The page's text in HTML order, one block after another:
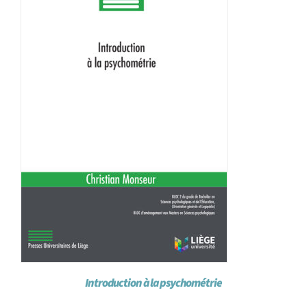
Introduction à la psychométrie